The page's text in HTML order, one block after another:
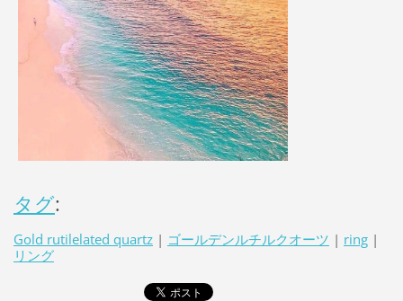
タグ:
Gold rutilelated quartz | ゴールデンルチルクオーツ | ring |
リング